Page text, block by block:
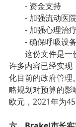
- 资金支持
- 加强流动医
- 加强心理治
- 确保呼吸设
这份文件是一
许多内容已经实现
化目前的政府管理
略规划对预算的影
欧元，2021年为